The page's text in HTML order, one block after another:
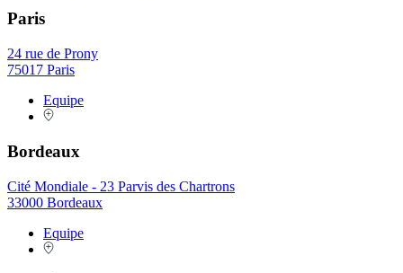
Paris
24 rue de Prony
75017 Paris
Equipe
Bordeaux
Cité Mondiale - 23 Parvis des Chartrons
33000 Bordeaux
Equipe